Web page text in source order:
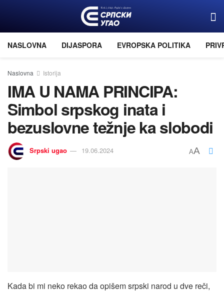
NASLOVNA DIJASPORA EVROPSKA POLITIKA
Naslovna Istorija
IMA U NAMA PRINCIPA:
Simbol srpskog inata i
bezuslovne težnje ka slobodi
Srpski ugao 19.06.2024 AA
Kada bi mi neko rekao da opišem srpski narod u dve reči,